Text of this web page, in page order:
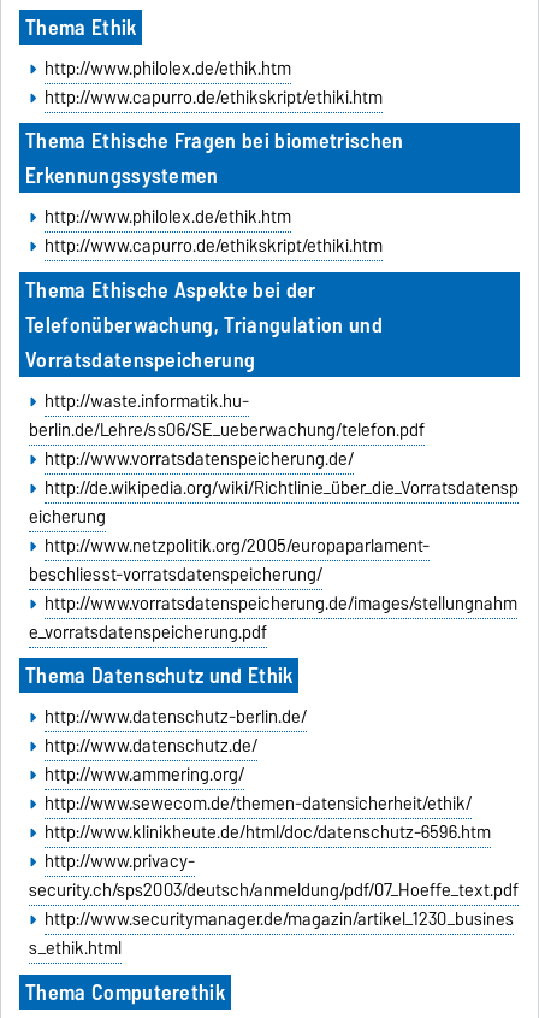
Thema Ethik
http://www.philolex.de/ethik.htm
http://www.capurro.de/ethikskript/ethiki.htm
Thema Ethische Fragen bei biometrischen
Erkennungssystemen
http://www.philolex.de/ethik.htm
http://www.capurro.de/ethikskript/ethiki.htm
Thema Ethische Aspekte bei der
Telefonüberwachung, Triangulation und
Vorratsdatenspeicherung
http://waste.informatik.hu-
berlin.de/Lehre/ss06/SE_ueberwachung/telefon.pdf
http://www.vorratsdatenspeicherung.de/
http://de.wikipedia.org/wiki/Richtlinie_über_die_Vorratsdatensp
eicherung
http://www.netzpolitik.org/2005/europaparlament-
beschliesst-vorratsdatenspeicherung/
http://www.vorratsdatenspeicherung.de/images/stellungnahm
e_vorratsdatenspeicherung.pdf
Thema Datenschutz und Ethik
http://www.datenschutz-berlin.de/
http://www.datenschutz.de/
http://www.ammering.org/
http://www.sewecom.de/themen-datensicherheit/ethik/
http://www.klinikheute.de/html/doc/datenschutz-6596.htm
http://www.privacy-
security.ch/sps2003/deutsch/anmeldung/pdf/07_Hoeffe_text.pdf
http://www.securitymanager.de/magazin/artikel_1230_busines
s_ethik.html
Thema Computerethik